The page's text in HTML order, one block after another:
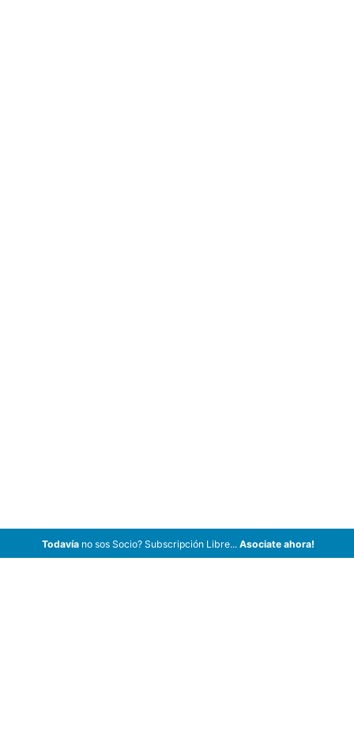
Todavíano sos Socio? Subscripción Libre... Asociate ahora!